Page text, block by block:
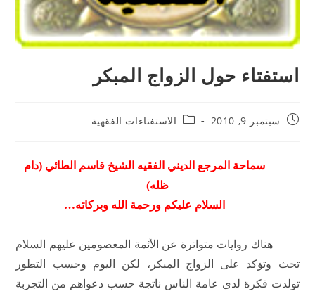
استفتاء حول الزواج المبكر
سبتمبر 9, 2010 الاستفتاءات الفقهية
سماحة المرجع الديني الفقيه الشيخ قاسم الطائي (دام
ظله)
السلام عليكم ورحمة الله وبركاته…
هناك روايات متواترة عن الأئمة المعصومين عليهم السلام
تحث وتؤكد على الزواج المبكر، لكن اليوم وحسب التطور
تولدت فكرة لدى عامة الناس ناتجة حسب دعواهم من التجربة